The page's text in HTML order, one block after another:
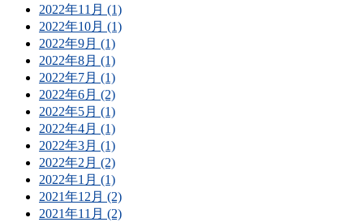
2022年11月 (1)
2022年10月 (1)
2022年9月 (1)
2022年8月 (1)
2022年7月 (1)
2022年6月 (2)
2022年5月 (1)
2022年4月 (1)
2022年3月 (1)
2022年2月 (2)
2022年1月 (1)
2021年12月 (2)
2021年11月 (2)